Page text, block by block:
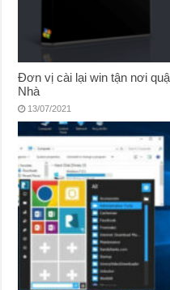
Đơn vị cài lại win tận nơi
Nhà
13/07/2021